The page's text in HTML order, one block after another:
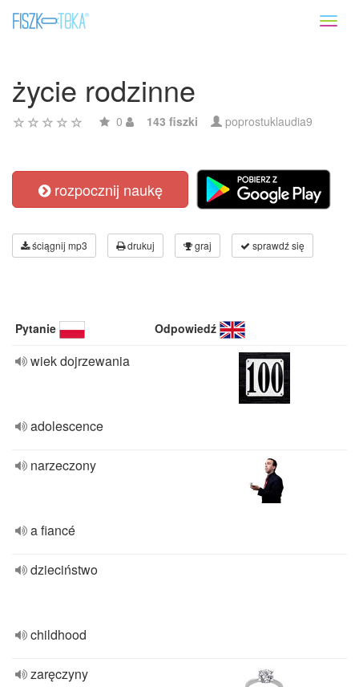
życie rodzinne
0 143 fiszki poprostuklaudia9
rozpocznij naukę
ściągnij mp3 drukuj graj sprawdź się
Pytanie Odpowiedź
wiek dojrzewania
adolescence
narzeczony
a fiancé
dzieciństwo
childhood
zaręczyny